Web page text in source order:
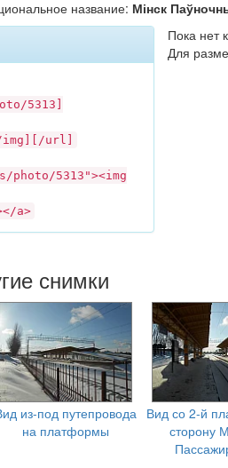
название: Мінск
5313]
img][/url]
photo/5313"><img
a>
Пока нет
Для
снимки
из-под путепровода
на платформы
Вид со 2-й
сторону